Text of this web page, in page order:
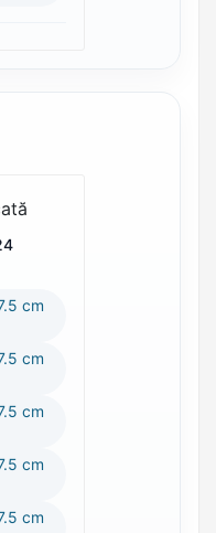
cm
cm
cm
cm
cm